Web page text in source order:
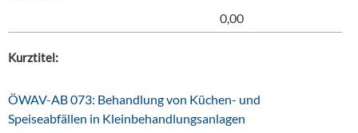
0,00
Kurztitel:
ÖWAV-AB 073: Behandlung von Küchen- und
Speiseabfällen in Kleinbehandlungsanlagen